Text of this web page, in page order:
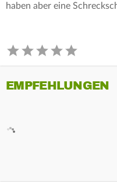
haben aber eine
EMPFEHLUNGEN